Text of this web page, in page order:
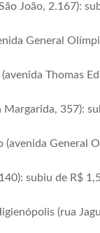
João, 2.167):
General
Thomas
357):
(avenida General
subiu de R$
(rua